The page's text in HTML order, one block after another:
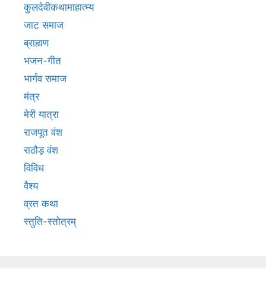
कुलदेवीकथामाहात्म्य
जाट समाज
ब्राह्मण
भजन-गीत
भार्गव समाज
मंत्र
मेरी यात्रा
राजपूत वंश
राठौड़ वंश
विविध
वैश्य
व्रत कथा
स्तुति-स्तोत्रम्